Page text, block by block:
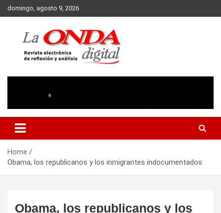
Skip
to
domingo, agosto 9, 2026
Home
Obama, los republicanos y los inmigrantes indocumentados
Obama, los republicanos y los